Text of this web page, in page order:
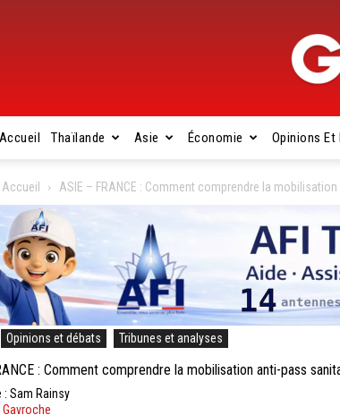
Accueil Thaïlande Asie Économie Opinions Et
Accueil ASIE – FRANCE : Comment comprendre la
Opinions et débats Tribunes et analyses
: Comment comprendre la mobilisation anti-pass
Sam Rainsy
Gavroche